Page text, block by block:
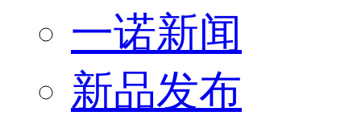
一诺新闻
新品发布